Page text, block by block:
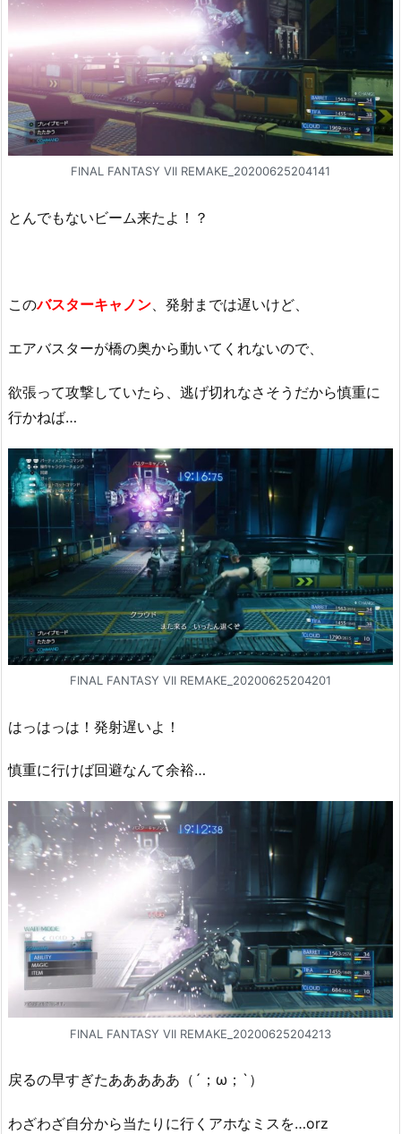
FINAL FANTASY VII REMAKE_20200625204141
とんでもないビーム来たよ！？
このバスターキャノン、発射までは遅いけど、
エアバスターが橋の奥から動いてくれないので、
欲張って攻撃していたら、逃げ切れなさそうだから慎重に
行かねば…
FINAL FANTASY VII REMAKE_20200625204201
はっはっは！発射遅いよ！
慎重に行けば回避なんて余裕…
FINAL FANTASY VII REMAKE_20200625204213
戻るの早すぎたあああああ（´；ω；`）
わざわざ自分から当たりに行くアホなミスを…orz